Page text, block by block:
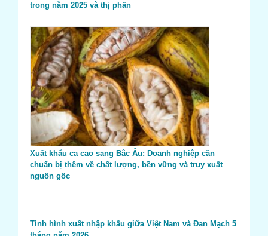
trong năm 2025 và thị phần
Xuất khẩu ca cao sang Bắc Âu: Doanh nghiệp cần
chuẩn bị thêm về chất lượng, bền vững và truy xuất
nguồn gốc
Tình hình xuất nhập khẩu giữa Việt Nam và Đan Mạch 5